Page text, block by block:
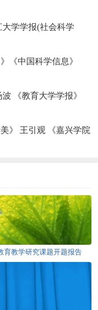
学学报(社会科学
《中国科学信息》
《教育大学学报》
》 王引观 《嘉兴学院
育教学研究课题开题报告